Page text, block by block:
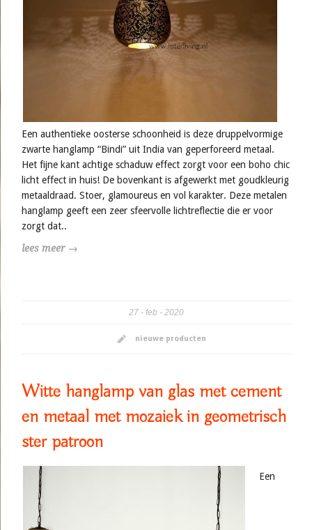
Een authentieke oosterse schoonheid is deze druppelvormige
zwarte hanglamp “Bindi” uit India van geperforeerd metaal.
Het fijne kant achtige schaduw effect zorgt voor een boho chic
licht effect in huis! De bovenkant is afgewerkt met goudkleurig
metaaldraad. Stoer, glamoureus en vol karakter. Deze metalen
hanglamp geeft een zeer sfeervolle lichtreflectie die er voor
zorgt dat..
lees meer →
27 feb 2020
nieuwe producten
Witte hanglamp van glas met cement
en metaal met mozaiek in geometrisch
ster patroon
Een